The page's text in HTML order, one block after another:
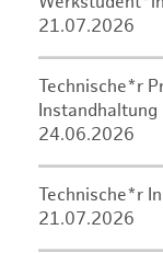
21.07.2026
Technische*r
Instandhaltung
24.06.2026
Technische*r
21.07.2026